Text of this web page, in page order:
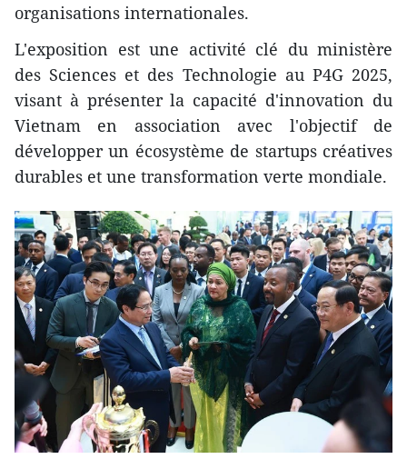
organisations internationales.
L'exposition est une activité clé du ministère
des Sciences et des Technologie au P4G 2025,
visant à présenter la capacité d'innovation du
Vietnam en association avec l'objectif de
développer un écosystème de startups créatives
durables et une transformation verte mondiale.